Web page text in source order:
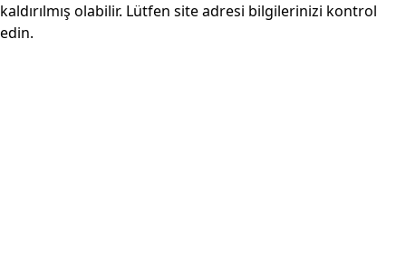
kaldırılmış olabilir. Lütfen site adresi bilgilerinizi kontrol
edin.